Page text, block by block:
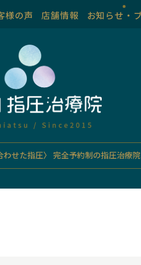
様の声 店舗情報 お知らせ・
せた指圧〉 完全予約制の指圧治療院